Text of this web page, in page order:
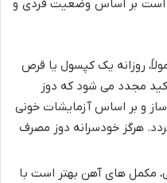
است بر اساس وضعیت فردی و
روزانه یک کپسول یا قرص
مجدد می شود که دوز
و بر اساس آزمایشات خونی
هرگز خودسرانه دوز مصرف
مکمل های آهن بهتر است با